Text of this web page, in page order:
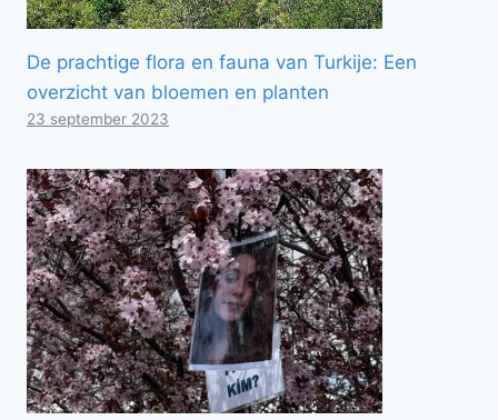
De prachtige flora en fauna van Turkije: Een
overzicht van bloemen en planten
23 september 2023